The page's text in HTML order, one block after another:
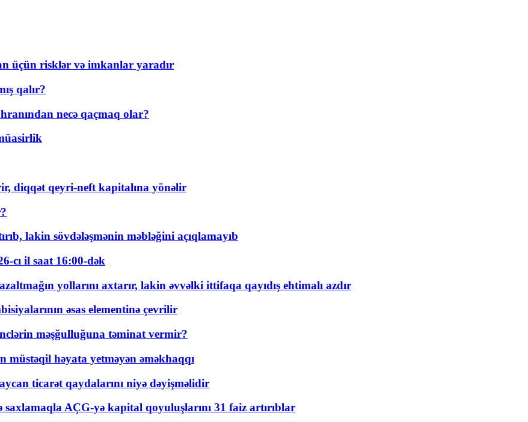
üçün risklər və imkanlar yaradır
qalır?
necə qaçmaq olar?
diqqət qeyri-neft kapitalına yönəlir
lakin sövdələşmənin məbləğini açıqlamayıb
cı il saat 16:00-dək
yollarını axtarır, lakin əvvəlki ittifaqa qayıdış ehtimalı azdır
əsas elementinə çevrilir
məşğulluğuna təminat vermir?
həyata yetməyən əməkhaqqı
ticarət qaydalarını niyə dəyişməlidir
saxlamaqla AÇG-yə kapital qoyuluşlarını 31 faiz artırıblar